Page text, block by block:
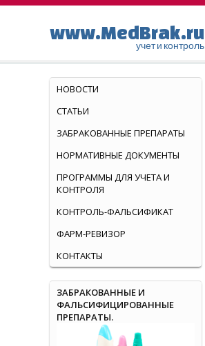
www.MedBrak.ru
учет и контроль
НОВОСТИ
СТАТЬИ
ЗАБРАКОВАННЫЕ ПРЕПАРАТЫ
НОРМАТИВНЫЕ ДОКУМЕНТЫ
ПРОГРАММЫ ДЛЯ УЧЕТА И
КОНТРОЛЯ
КОНТРОЛЬ-ФАЛЬСИФИКАТ
ФАРМ-РЕВИЗОР
КОНТАКТЫ
ЗАБРАКОВАННЫЕ И
ФАЛЬСИФИЦИРОВАННЫЕ
ПРЕПАРАТЫ.